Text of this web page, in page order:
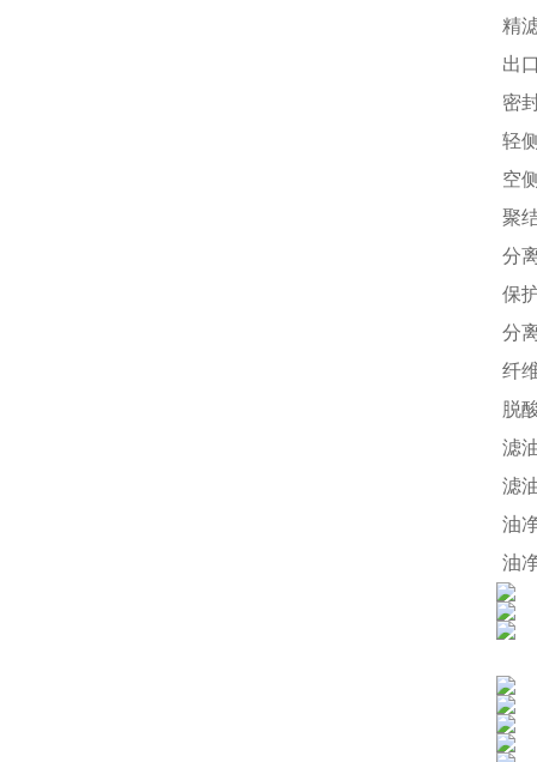
精
出
密
轻
空
聚
分
保
分
纤
脱
滤
滤
油
油